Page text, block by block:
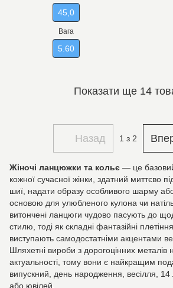
45,0
Вага
5.60
Показати ще 14
Назад 1 з 2
Жіночі ланцюжки та кольє — це
кожної сучасної жінки, здатний миттєво
шиї, надати образу особливого шарму
основою для улюбленого кулона чи
витончені ланцюги чудово пасують до
стилю, тоді як складні фантазійні
виступають самодостатніми акцентами
Шляхетні вироби з дорогоцінних металів
актуальності, тому вони є найкращим
випускний, день народження, весілля,
або ювілей.